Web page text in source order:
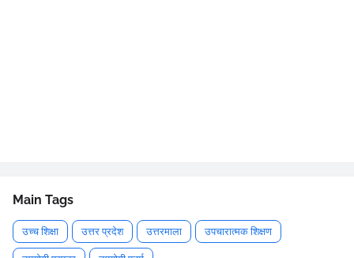
Main Tags
उच्च शिक्षा उत्तर प्रदेश उत्तरमाला उपचारात्मक शिक्षण